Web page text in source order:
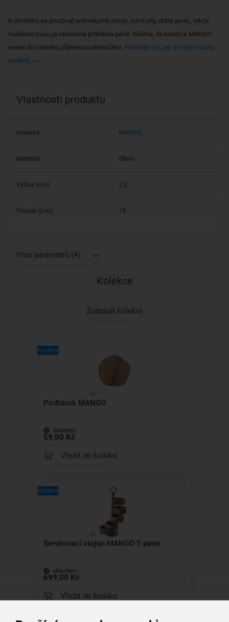
K obrábění se používají jednoduché stroje, ruční pily, dláta apod., takže
každému kusu je věnována potřebná péče. Věříme, že kolekce MANGO
vnese do interiéru příjemnou atmosféru. Podívejte se, jak se tyto kousky
vyrábějí >>
Vlastnosti produktu
Kolekce: MANGO
Materiál: dřevo
Výška (cm): 2,2
Průměr (cm): 15
Více parametrů (4)
Kolekce
Zobrazit kolekci
Kolekce
Podtácek MANGO
skladem
59,00 Kč
Vložit do košíku
Kolekce
Servírovací stojan MANGO 5 pater
skladem
699,00 Kč
Vložit do košíku